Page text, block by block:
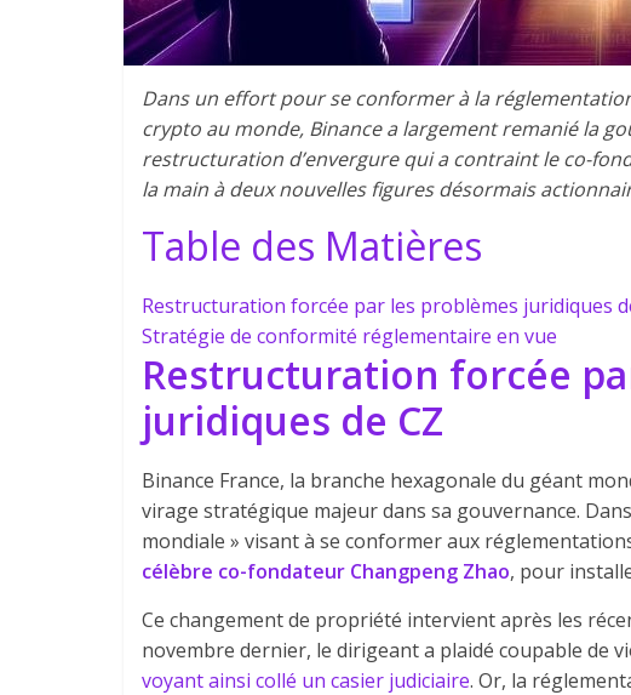
Dans un effort pour se conformer à la
crypto au monde, Binance a largement remanié la
restructuration d’envergure qui a contraint le co-
la main à deux nouvelles figures désormais
Table des Matières
Restructuration forcée par les problèmes juridiques
Stratégie de conformité réglementaire en vue
Restructuration forcée
juridiques de CZ
Binance France, la branche hexagonale du géant
virage stratégique majeur dans sa gouvernance.
mondiale » visant à se conformer aux
célèbre co-fondateur Changpeng Zhao, pour
Ce changement de propriété intervient après les
novembre dernier, le dirigeant a plaidé coupable de
voyant ainsi collé un casier judiciaire. Or, la